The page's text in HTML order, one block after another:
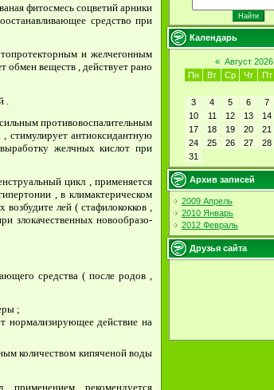
фитосмесь соцветий арники
средство при
и желчегонным
веществ , действует рано
противовоспалительным
стимулирует антиоксидантную
желчных кислот при
цикл , применяется
, в климактерическом
лей ( стафилококков ,
злокачественных новообразо­
средства ( после родов ,
;
нормализирующее действие на
количеством кипяченой воды
рекомендуется
Календарь
« Август 2026
Пн
Вт Ср Чт Пт
3
4 5 6 7
10
11 12 13 14
17
18 19 20 21
24
25 26 27 28
31
Архив записей
2009 Апрель
2010 Январь
2012 Февраль
Друзья сайта